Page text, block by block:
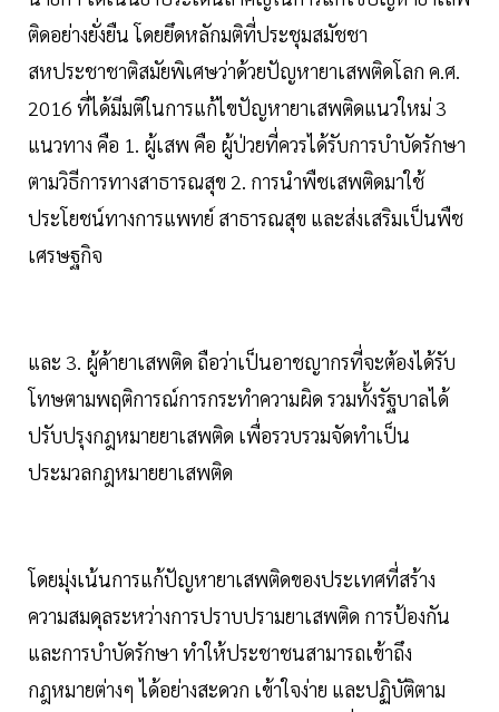
ติดอย่างยั่งยืน โดยยึดหลักมติที่ประชุมสมัชชา
สหประชาชาติสมัยพิเศษว่าด้วยปัญหายาเสพติดโลก ค.ศ.
2016 ที่ได้มีมติในการแก้ไขปัญหายาเสพติดแนวใหม่ 3
แนวทาง คือ 1. ผู้เสพ คือ ผู้ป่วยที่ควรได้รับการบำบัดรักษา
ตามวิธีการทางสาธารณสุข 2. การนำพืชเสพติดมาใช้
ประโยชน์ทางการแพทย์ สาธารณสุข และส่งเสริมเป็นพืช
เศรษฐกิจ
และ 3. ผู้ค้ายาเสพติด ถือว่าเป็นอาชญากรที่จะต้องได้รับ
โทษตามพฤติการณ์การกระทำความผิด รวมทั้งรัฐบาลได้
ปรับปรุงกฎหมายยาเสพติด เพื่อรวบรวมจัดทำเป็น
ประมวลกฎหมายยาเสพติด
โดยมุ่งเน้นการแก้ปัญหายาเสพติดของประเทศที่สร้าง
ความสมดุลระหว่างการปราบปรามยาเสพติด การป้องกัน
และการบำบัดรักษา ทำให้ประชาชนสามารถเข้าถึง
กฎหมายต่างๆ ได้อย่างสะดวก เข้าใจง่าย และปฏิบัติตาม